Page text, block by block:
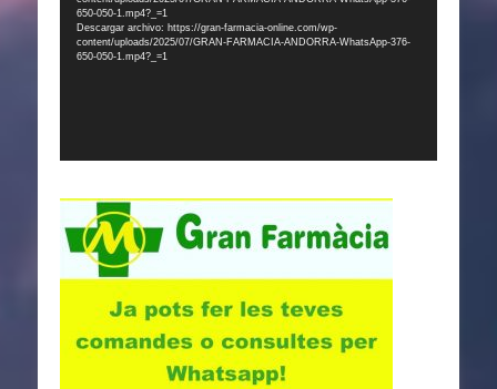
vídeo
650-050-1.mp4?_=1
Descargar archivo: https://gran-farmacia-online.com/wp-
content/uploads/2025/07/GRAN-FARMACIA-ANDORRA-WhatsApp-376-
650-050-1.mp4?_=1